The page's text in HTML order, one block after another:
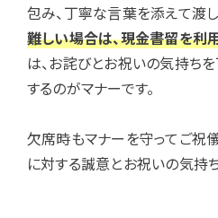
包み、丁寧な言葉を添えて渡し
難しい場合は、現金書留を利
は、お詫びとお祝いの気持ち
するのがマナーです。
欠席時もマナーを守ってご祝
に対する誠意とお祝いの気持